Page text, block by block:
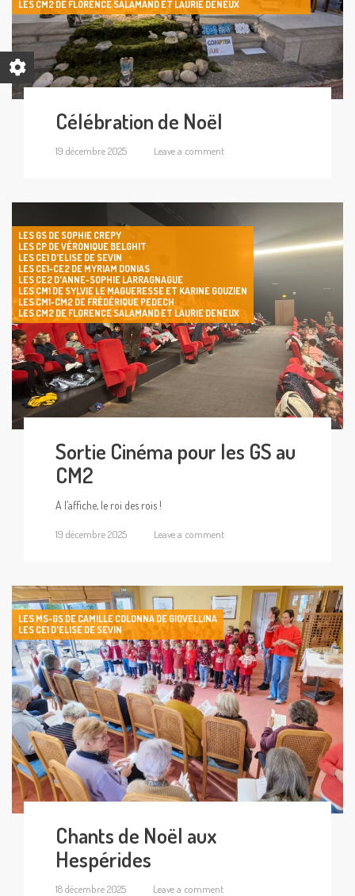
LES CM2 DE FLORENCE SALAMAND ET LAURIE DENEUX
Célébration de Noël
19 décembre 2025 Leave a comment
LES GS DE SOPHIE CREPY
LES CP DE VÉRONIQUE BELGHIT
LES CE1 D'ELISE DE SEVIN
LES CE1-CE2 DE MYRIAM DONIAS
LES CE2 D'ANNE-SOPHIE LARRAGNAGUE
LES CM1 DE SYLVIE LE MAGUERESSE ET KARINE GOUZIEN
LES CM1-CM2 DE FRÉDÉRIQUE PEDECH
LES CM2 DE FLORENCE SALAMAND ET LAURIE DENEUX
Sortie Cinéma pour les GS au
CM2
A l’affiche, le roi des rois !
19 décembre 2025 Leave a comment
LES MS-GS DE CAMILLE COLONNA DE GIOVELLINA
LES CE1 D'ELISE DE SEVIN
Chants de Noël aux
Hespérides
18 décembre 2025 Leave a comment